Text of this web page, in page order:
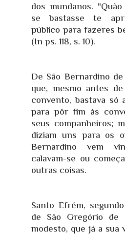
dos mundanos.
se bastasse te
público para fazeres
(In ps. 118, s. 10).
De São Bernardino
que, mesmo antes
convento, bastava só
para pôr fim às
seus companheiros;
diziam uns para os
Bernardino vem
calavam-se ou
outras coisas.
Santo Efrém,
de São Gregório de
modesto, que já a sua